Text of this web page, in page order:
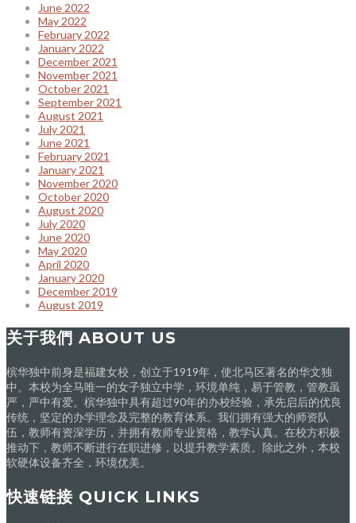
June 2022
May 2022
February 2022
January 2022
December 2021
November 2021
October 2021
September 2021
August 2021
July 2021
June 2021
February 2021
January 2021
November 2020
October 2020
August 2020
July 2020
June 2020
May 2020
April 2020
January 2020
December 2019
August 2019
关于我們 ABOUT US
槟华独中前身是福建女校，创立于1919年，使北马区著名的华文独
中。本校为全马唯一的女子独立中学，环境单纯，易于管教，管教虽
严，严中有爱。槟华独中具有超过90年的办校经验，承先启后的优良
传统，坚定的办学理念及完整的教育体系。我们拥有强大的师资队
伍，教师有资深学历，并拥有教师专业资格，教学认真。在校方积极
推动下，教师不断进行在职进修，以提升教学素质。除此之外，本校
软硬体设备齐全，环境优美。
快速链接 QUICK LINKS